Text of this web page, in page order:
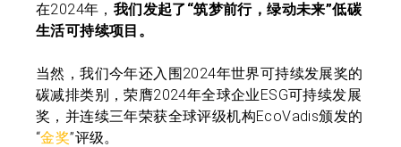
在2024年， 我们发起了“筑梦前行，绿动未来”低碳
生活可持续项目。
当然，我们今年还入围2024年世界可持续发展奖的
碳减排类别，荣膺2024年全球企业ESG可持续发展
奖，并连续三年荣获全球评级机构EcoVadis颁发的
“金奖”评级。